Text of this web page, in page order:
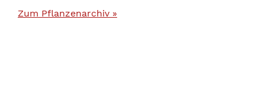
Zum Pflanzenarchiv »